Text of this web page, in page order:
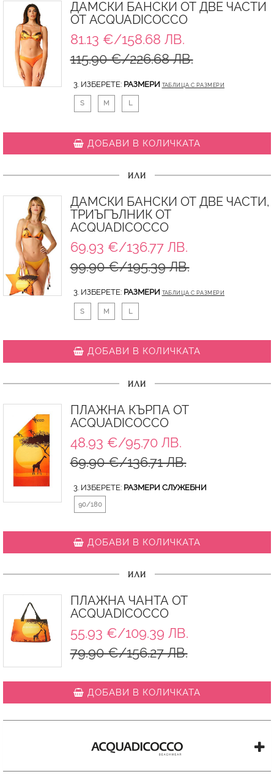
ДАМСКИ БАНСКИ ОТ ДВЕ ЧАСТИ
ОТ ACQUADICOCCO
81.13 €/158.68 ЛВ.
115.90 €/226.68 ЛВ.
3. ИЗБЕРЕТЕ: РАЗМЕРИ ТАБЛИЦА С РАЗМЕРИ
S M L
ДОБАВИ В КОЛИЧКАТА
ИЛИ
ДАМСКИ БАНСКИ ОТ ДВЕ ЧАСТИ,
ТРИЪГЪЛНИК ОТ
ACQUADICOCCO
69.93 €/136.77 ЛВ.
99.90 €/195.39 ЛВ.
3. ИЗБЕРЕТЕ: РАЗМЕРИ ТАБЛИЦА С РАЗМЕРИ
S M L
ДОБАВИ В КОЛИЧКАТА
ИЛИ
ПЛАЖНА КЪРПА ОТ
ACQUADICOCCO
48.93 €/95.70 ЛВ.
69.90 €/136.71 ЛВ.
3. ИЗБЕРЕТЕ: РАЗМЕРИ СЛУЖЕБНИ
90/180
ДОБАВИ В КОЛИЧКАТА
ИЛИ
ПЛАЖНА ЧАНТА ОТ
ACQUADICOCCO
55.93 €/109.39 ЛВ.
79.90 €/156.27 ЛВ.
ДОБАВИ В КОЛИЧКАТА